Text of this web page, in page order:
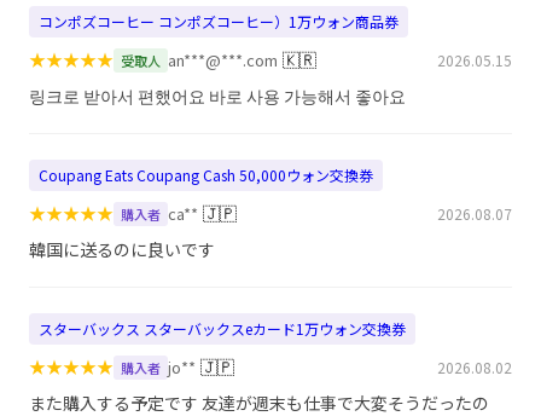
コンポズコーヒー コンポズコーヒー）1万ウォン商品券
★★★★★ 受取人 an***@***.com 🇰🇷 2026.05.15
링크로 받아서 편했어요 바로 사용 가능해서 좋아요
Coupang Eats Coupang Cash 50,000ウォン交換券
★★★★★ 購入者 ca** 🇯🇵 2026.08.07
韓国に送るのに良いです
スターバックス スターバックスeカード1万ウォン交換券
★★★★★ 購入者 jo** 🇯🇵 2026.08.02
また購入する予定です 友達が週末も仕事で大変そうだったの